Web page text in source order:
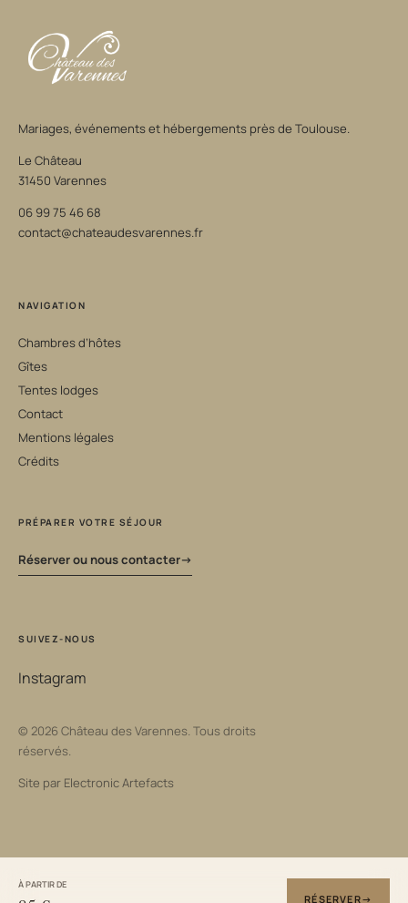
À PARTIR DE
RÉSERVER
Mariages, événements et hébergements près de Toulouse.
Le Château
31450 Varennes
06 99 75 46 68
contact@chateaudesvarennes.fr
NAVIGATION
Chambres d’hôtes
Gîtes
Tentes lodges
Contact
Mentions légales
Crédits
PRÉPARER VOTRE SÉJOUR
Réserver ou nous contacter
SUIVEZ-NOUS
Instagram
© 2026 Château des Varennes. Tous droits
réservés.
Site par Electronic Artefacts